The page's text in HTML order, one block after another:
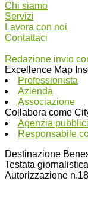
Chi siamo
Servizi
Lavora con noi
Contattaci
Redazione invio
Excellence Map
Professionista
Azienda
Associazione
Collabora come
Agenzia
Responsabile
Destinazione
Testata
Autorizzazione